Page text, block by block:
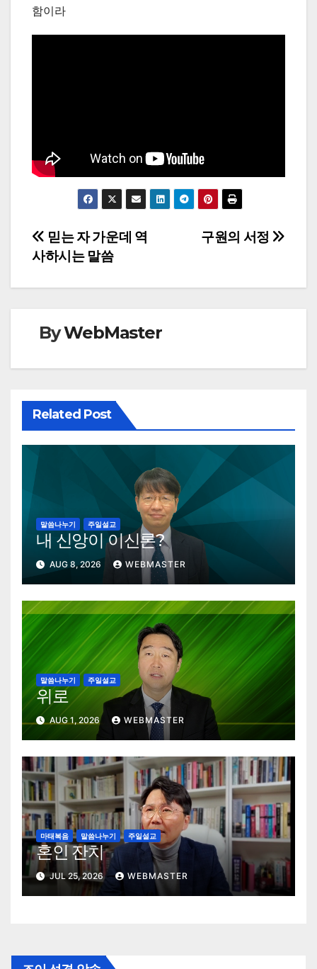
함이라
Post
navigation
구원의 서정
믿는 자 가운데 역
사하시는 말씀
ByWebMaster
Related Post
말씀나누기 주일설교
내 신앙이 이신론?
AUG 8, 2026 WEBMASTER
말씀나누기 주일설교
위로
AUG 1, 2026 WEBMASTER
마태복음 말씀나누기 주일설교
혼인 잔치
JUL 25, 2026 WEBMASTER